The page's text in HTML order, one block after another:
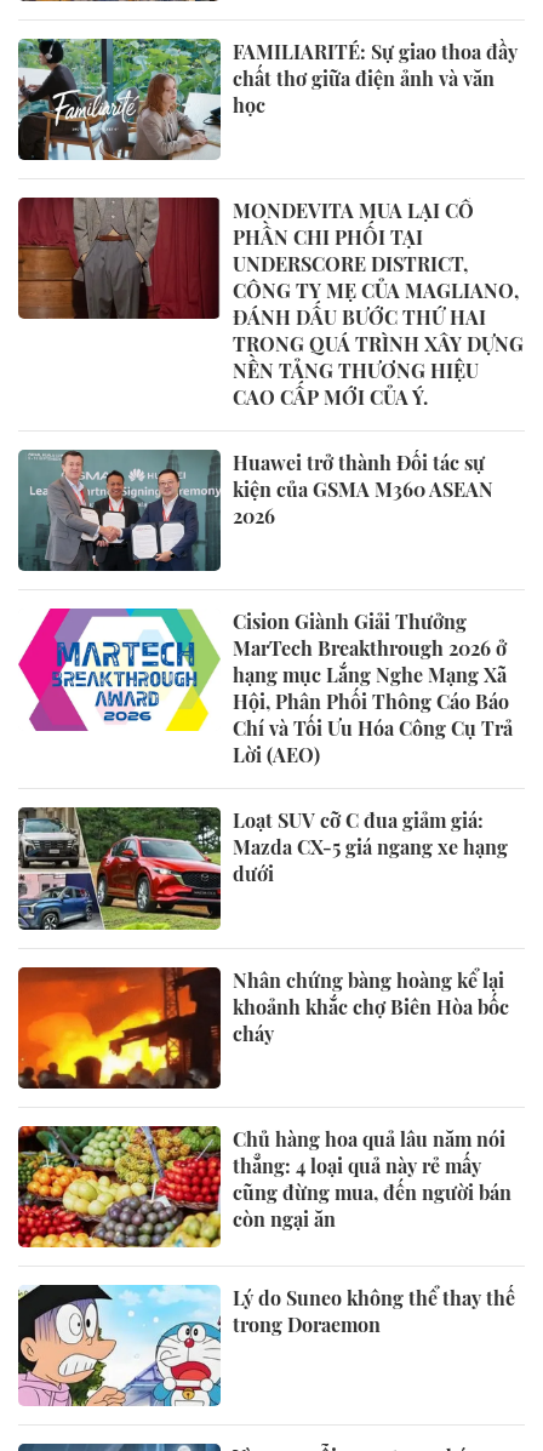
FAMILIARITÉ: Sự giao thoa đầy
chất thơ giữa điện ảnh và văn
học
MONDEVITA MUA LẠI CỔ
PHẦN CHI PHỐI TẠI
UNDERSCORE DISTRICT,
CÔNG TY MẸ CỦA MAGLIANO,
ĐÁNH DẤU BƯỚC THỨ HAI
TRONG QUÁ TRÌNH XÂY DỰNG
NỀN TẢNG THƯƠNG HIỆU
CAO CẤP MỚI CỦA Ý.
Huawei trở thành Đối tác sự
kiện của GSMA M360 ASEAN
2026
Cision Giành Giải Thưởng
MarTech Breakthrough 2026 ở
hạng mục Lắng Nghe Mạng Xã
Hội, Phân Phối Thông Cáo Báo
Chí và Tối Ưu Hóa Công Cụ Trả
Lời (AEO)
Loạt SUV cỡ C đua giảm giá:
Mazda CX-5 giá ngang xe hạng
dưới
Nhân chứng bàng hoàng kể lại
khoảnh khắc chợ Biên Hòa bốc
cháy
Chủ hàng hoa quả lâu năm nói
thẳng: 4 loại quả này rẻ mấy
cũng đừng mua, đến người bán
còn ngại ăn
Lý do Suneo không thể thay thế
trong Doraemon